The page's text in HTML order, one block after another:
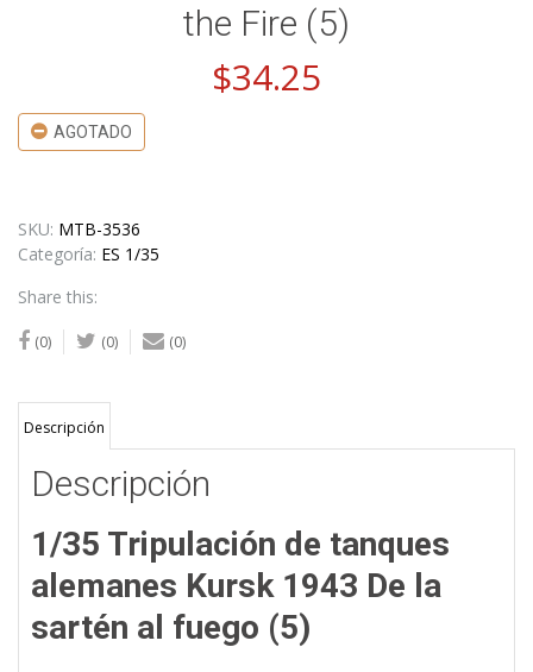
the Fire (5)
$34.25
AGOTADO
SKU: MTB-3536
Categoría: ES 1/35
Share this:
(0) (0) (0)
Descripción
Descripción
1/35 Tripulación de tanques
alemanes Kursk 1943 De la
sartén al fuego (5)